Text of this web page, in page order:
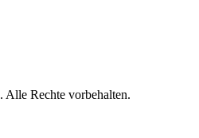
. Alle Rechte vorbehalten.